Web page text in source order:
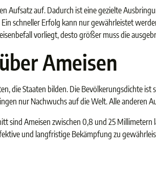
Aufsatz auf. Dadurch ist eine gezielte
schneller Erfolg kann nur gewährleistet
vorliegt, desto größer muss die
Ameisen
die Staaten bilden. Die Bevölkerungsdichte ist
nur Nachwuchs auf die Welt. Alle anderen
sind Ameisen zwischen 0,8 und 25
und langfristige Bekämpfung zu